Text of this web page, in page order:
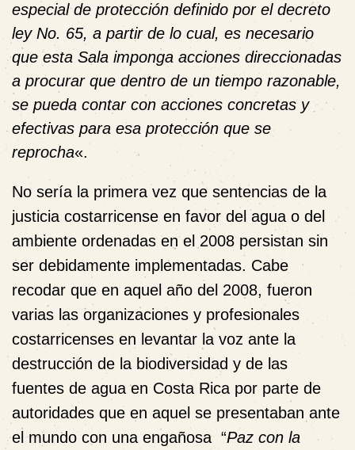
especial de protección definido por el decreto
ley No. 65, a partir de lo cual, es necesario
que esta Sala imponga acciones direccionadas
a procurar que dentro de un tiempo razonable,
se pueda contar con acciones concretas y
efectivas para esa protección que se
reprocha«.
No sería la primera vez que sentencias de la
justicia costarricense en favor del agua o del
ambiente ordenadas en el 2008 persistan sin
ser debidamente implementadas. Cabe
recodar que en aquel año del 2008, fueron
varias las organizaciones y profesionales
costarricenses en levantar la voz ante la
destrucción de la biodiversidad y de las
fuentes de agua en Costa Rica por parte de
autoridades que en aquel se presentaban ante
el mundo con una engañosa “Paz con la